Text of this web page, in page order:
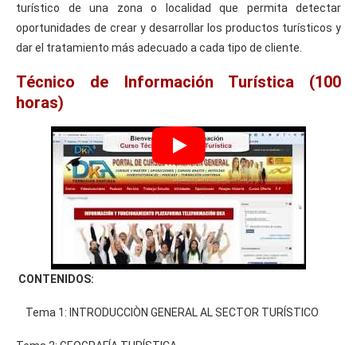
turístico de una zona o localidad que permita detectar
oportunidades de crear y desarrollar los productos turísticos y
dar el tratamiento más adecuado a cada tipo de cliente.
Técnico de Información Turística (100
horas)
CONTENIDOS:
Tema 1: INTRODUCCIÒN GENERAL AL SECTOR TURÍSTICO